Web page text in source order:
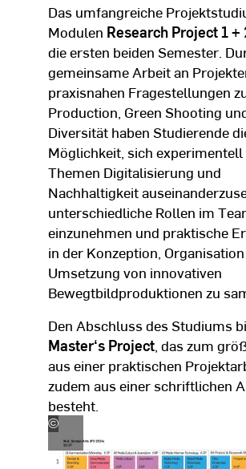
Das umfangreiche
Modulen Research Project 1 +
die ersten beiden Semester.
gemeinsame Arbeit an
praxisnahen Fragestellungen
Production, Green Shooting
Diversität haben Studierende
Möglichkeit, sich
Themen Digitalisierung und
Nachhaltigkeit
unterschiedliche Rollen im
einzunehmen und praktische
in der Konzeption,
Umsetzung von innovativen
Bewegtbildproduktionen zu
Den Abschluss des Studiums
Master‘s Project , das zum
aus einer praktischen
zudem aus einer schriftlichen
besteht.
©
M:C&P/ScA